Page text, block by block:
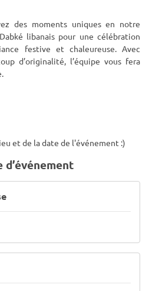
des moments uniques en notre
libanais pour une célébration
festive et chaleureuse. Avec
d’originalité, l’équipe vous fera
et de la date de l'événement :)